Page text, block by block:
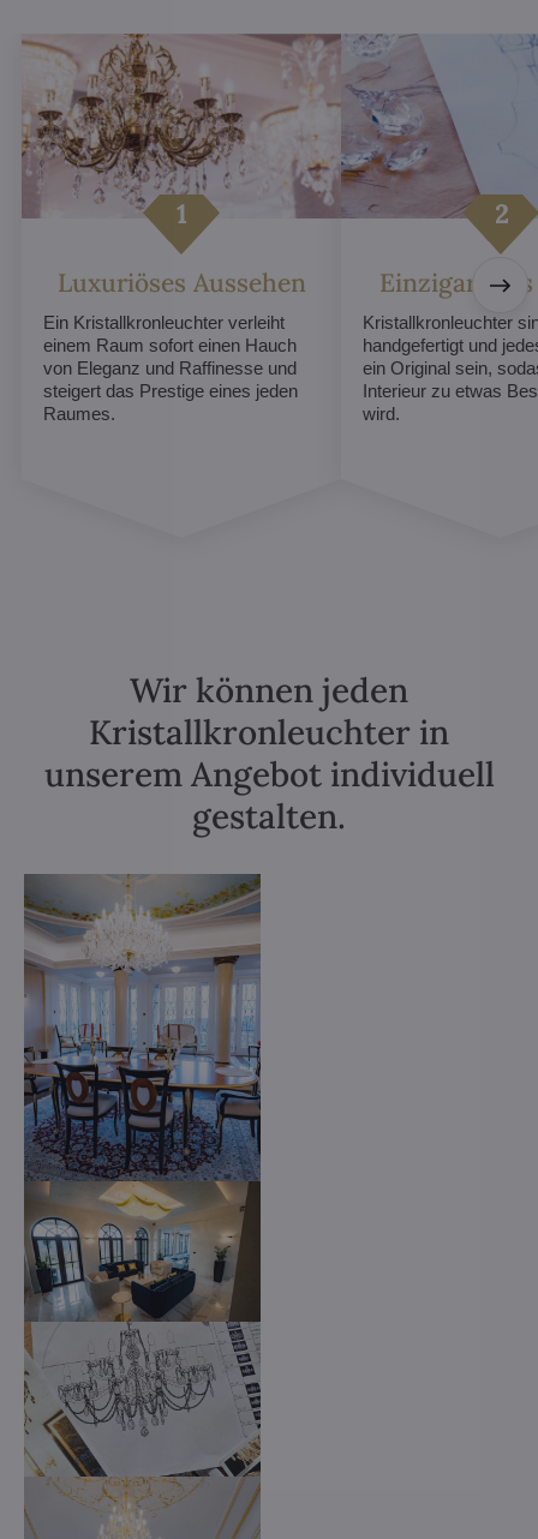
Luxuriöses Aussehen
Ein Kristallkronleuchter verleiht
einem Raum sofort einen Hauch
von Eleganz und Raffinesse und
steigert das Prestige eines jeden
Raumes.
Kristallkronleuchter
handgefertigt und
ein Original sein,
Interieur zu etwas
wird.
Wir können jeden
Kristallkronleuchter in
unserem Angebot individuell
gestalten.